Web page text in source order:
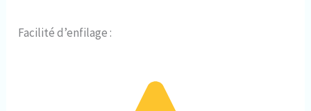
Facilité d’enfilage :